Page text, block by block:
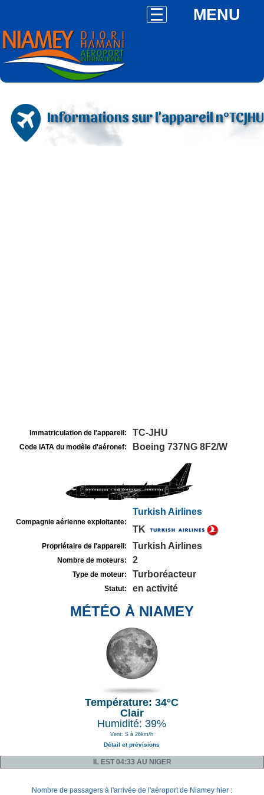
MENU
Informations sur l'appareil n°TCJHU
Immatriculation de l'appareil: TC-JHU
Code IATA du modèle d'aéronef: Boeing 737NG 8F2/W
Compagnie aérienne exploitante:
Turkish Airlines
TK
Propriétaire de l'appareil: Turkish Airlines
Nombre de moteurs: 2
Type de moteur: Turboréacteur
Statut: en activité
MÉTÉO À NIAMEY
Température: 34°C
Clair
Humidité: 39%
Vent: S à 26km/h
Détail et prévisions
IL EST 04:33 AU NIGER
Nombre de passagers à l'arrivée de l'aéroport de Niamey hier :